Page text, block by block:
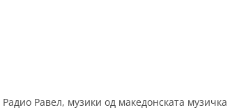
Равел, музики од македонската музичка